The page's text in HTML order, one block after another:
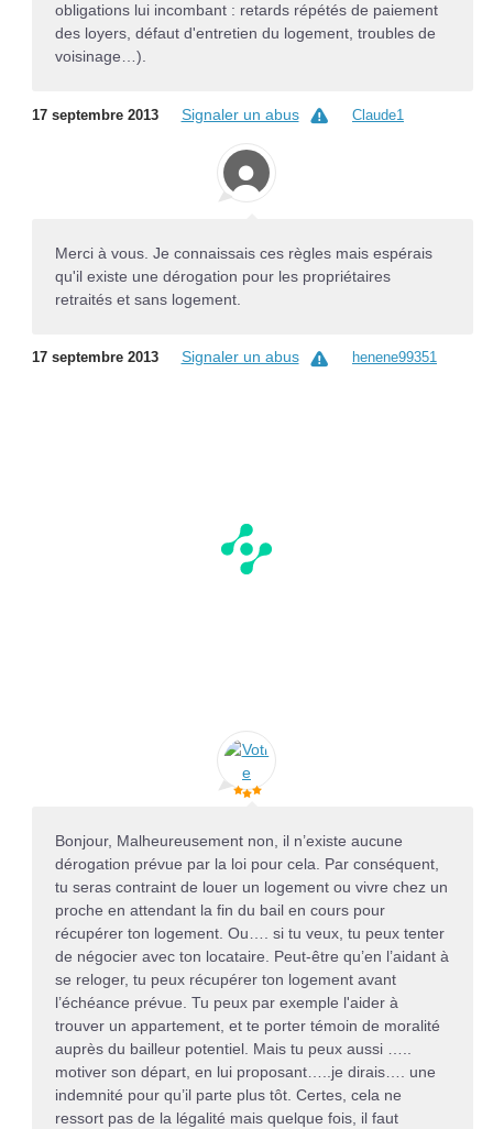
obligations lui incombant : retards répétés de paiement
des loyers, défaut d'entretien du logement, troubles de
voisinage…).
17 septembre 2013 Signaler un abus Claude1
Merci à vous. Je connaissais ces règles mais espérais
qu'il existe une dérogation pour les propriétaires
retraités et sans logement.
17 septembre 2013 Signaler un abus henene99351
Bonjour, Malheureusement non, il n’existe aucune
dérogation prévue par la loi pour cela. Par conséquent,
tu seras contraint de louer un logement ou vivre chez un
proche en attendant la fin du bail en cours pour
récupérer ton logement. Ou…. si tu veux, tu peux tenter
de négocier avec ton locataire. Peut-être qu’en l’aidant à
se reloger, tu peux récupérer ton logement avant
l’échéance prévue. Tu peux par exemple l'aider à
trouver un appartement, et te porter témoin de moralité
auprès du bailleur potentiel. Mais tu peux aussi …..
motiver son départ, en lui proposant…..je dirais…. une
indemnité pour qu’il parte plus tôt. Certes, cela ne
ressort pas de la légalité mais quelque fois, il faut